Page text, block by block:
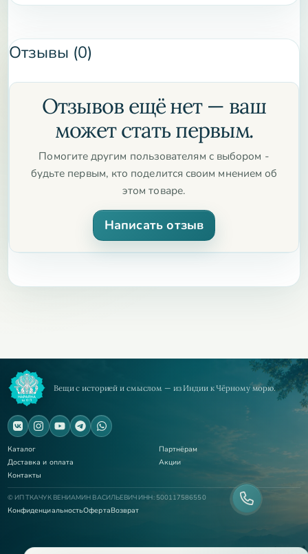
Отзывы (0)
Отзывов ещё нет — ваш
может стать первым.
Помогите другим пользователям с выбором -
будьте первым, кто поделится своим мнением об
этом товаре.
Написать отзыв
Вещи с историей и смыслом — из Индии к Чёрному морю.
Каталог
Партнёрам
Доставка и оплата
Акции
Контакты
© ИП ТКАЧУК ВЕНИАМИН ВАСИЛЬЕВИЧ ИНН: 500117586550
КонфиденциальностьОфертаВозврат